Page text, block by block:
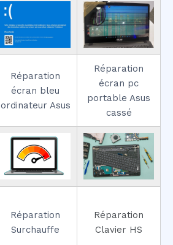
Réparation
écran bleu
ordinateur Asus
Réparation
écran pc
portable Asus
cassé
Réparation
Surchauffe
Réparation
Clavier HS